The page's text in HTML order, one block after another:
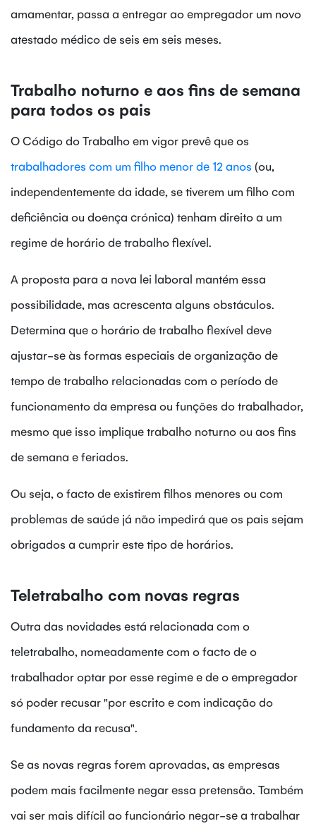
amamentar, passa a entregar ao empregador um novo
atestado médico de seis em seis meses.
Trabalho noturno e aos fins de semana
para todos os pais
O Código do Trabalho em vigor prevê que os
trabalhadores com um filho menor de 12 anos (ou,
independentemente da idade, se tiverem um filho com
deficiência ou doença crónica) tenham direito a um
regime de horário de trabalho flexível.
A proposta para a nova lei laboral mantém essa
possibilidade, mas acrescenta alguns obstáculos.
Determina que o horário de trabalho flexível deve
ajustar-se às formas especiais de organização de
tempo de trabalho relacionadas com o período de
funcionamento da empresa ou funções do trabalhador,
mesmo que isso implique trabalho noturno ou aos fins
de semana e feriados.
Ou seja, o facto de existirem filhos menores ou com
problemas de saúde já não impedirá que os pais sejam
obrigados a cumprir este tipo de horários.
Teletrabalho com novas regras
Outra das novidades está relacionada com o
teletrabalho, nomeadamente com o facto de o
trabalhador optar por esse regime e de o empregador
só poder recusar "por escrito e com indicação do
fundamento da recusa".
Se as novas regras forem aprovadas, as empresas
podem mais facilmente negar essa pretensão. Também
vai ser mais difícil ao funcionário negar-se a trabalhar